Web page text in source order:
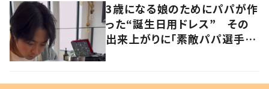
3歳になる娘のためにパパが作
った“誕生日用ドレス” その
出来上がりに「素敵パパ選手権